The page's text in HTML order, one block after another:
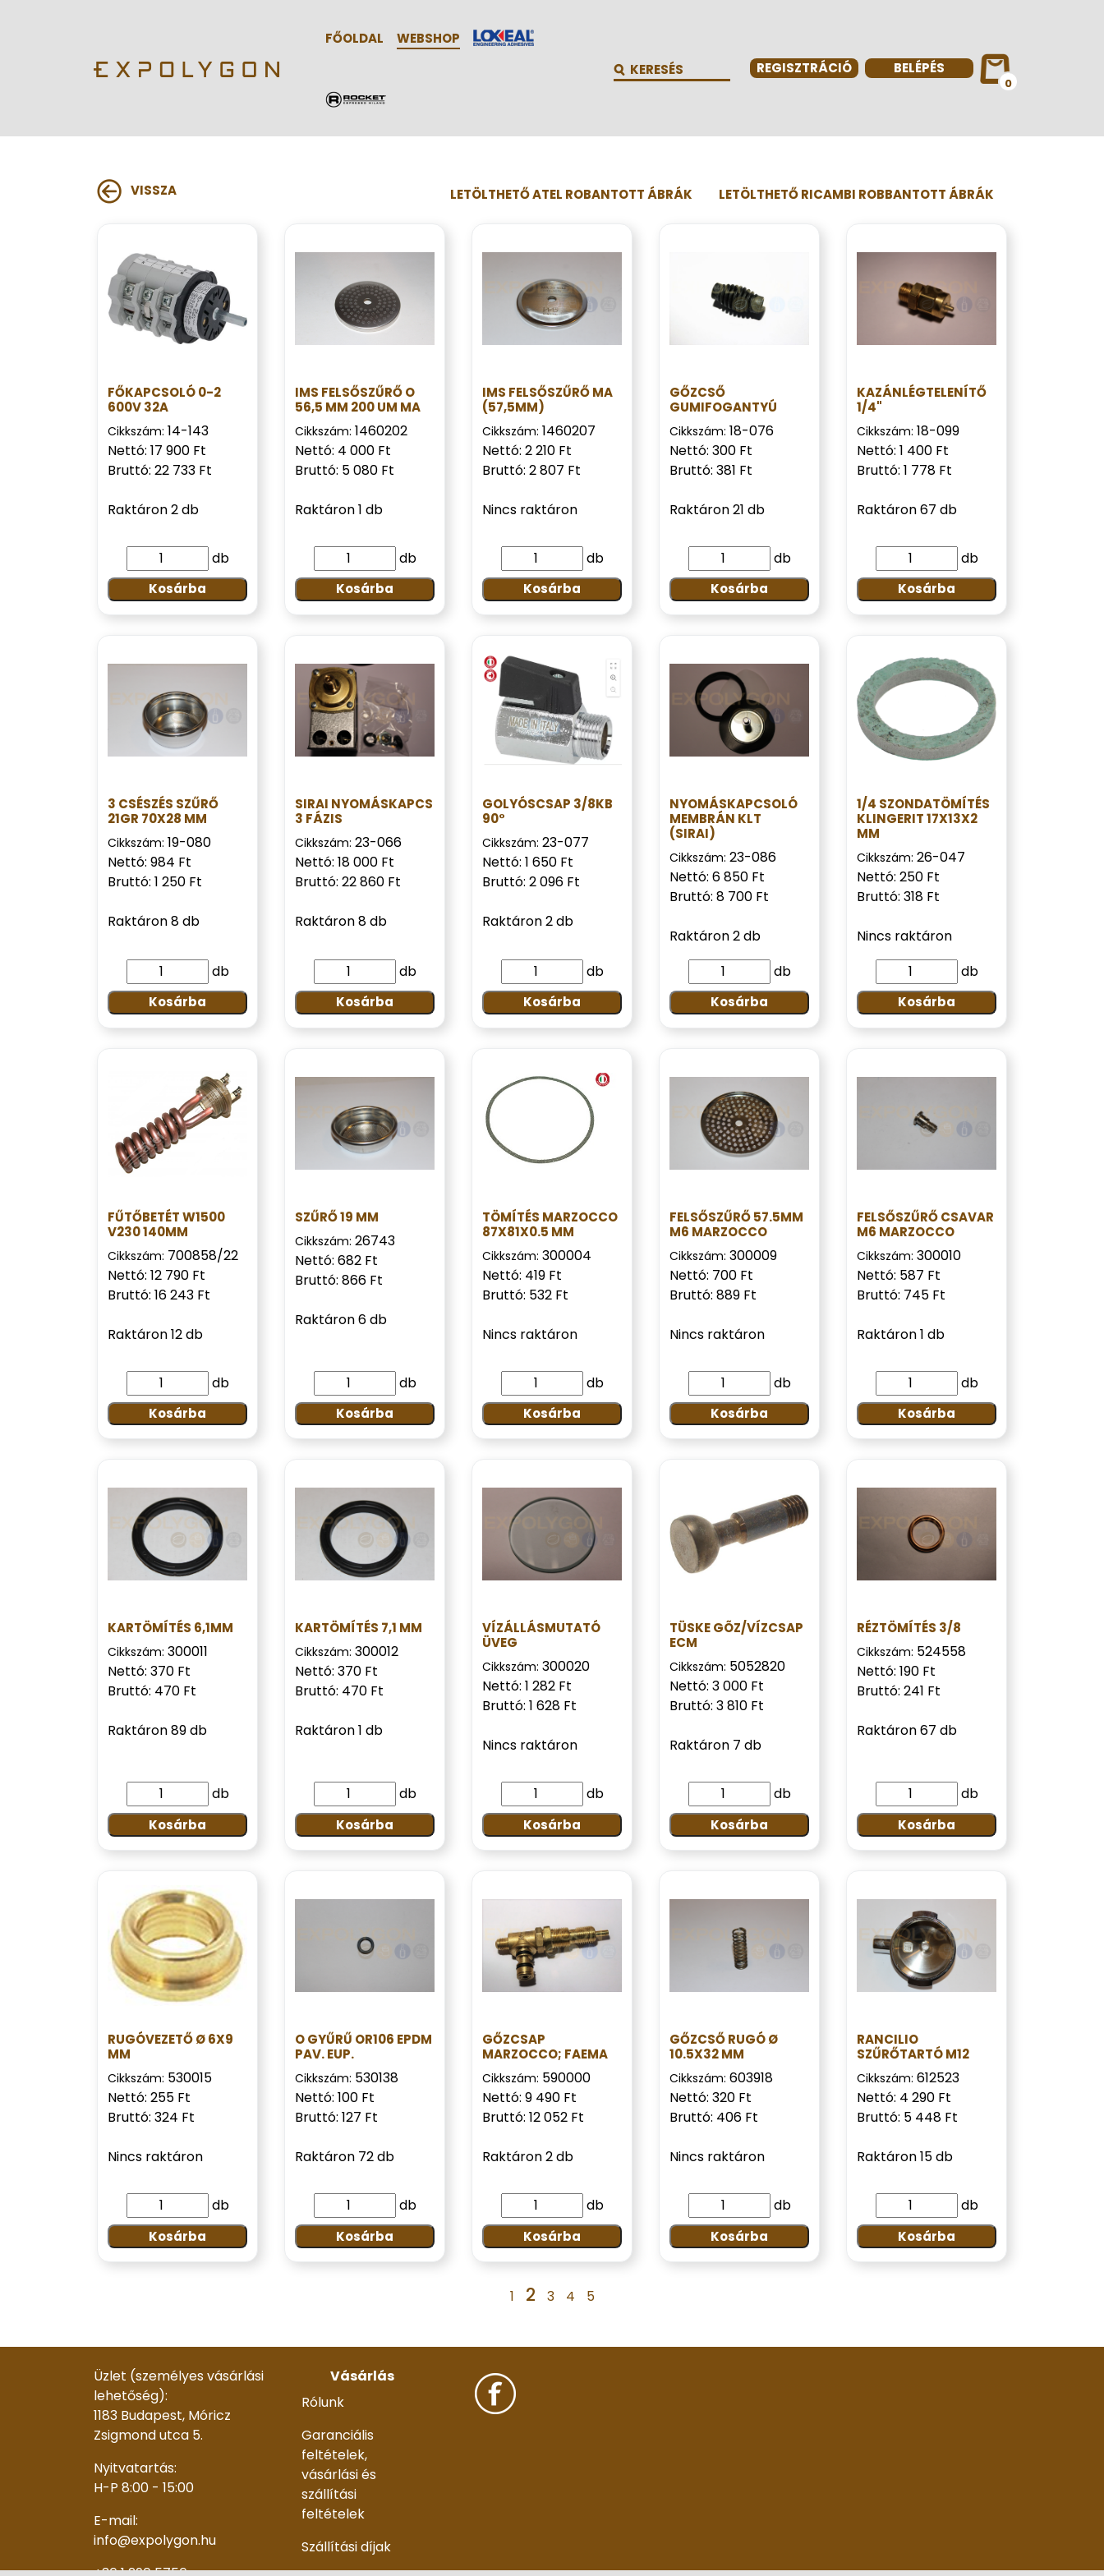
FŐOLDAL
WEBSHOP
REGISZTRÁCIÓ
BELÉPÉS
0
VISSZA LETÖLTHETŐ ATEL ROBANTOTT ÁBRÁK LETÖLTHETŐ RICAMBI ROBBANTOTT ÁBRÁK
FŐKAPCSOLÓ 0-2
600V 32A
Cikkszám: 14-143
Nettó: 17 900 Ft
Bruttó: 22 733 Ft
Raktáron 2 db
db
Kosárba
IMS FELSŐSZŰRŐ O
56,5 MM 200 UM MA
Cikkszám: 1460202
Nettó: 4 000 Ft
Bruttó: 5 080 Ft
Raktáron 1 db
db
Kosárba
IMS FELSŐSZŰRŐ MA
(57,5MM)
Cikkszám: 1460207
Nettó: 2 210 Ft
Bruttó: 2 807 Ft
Nincs raktáron
db
Kosárba
GŐZCSŐ
GUMIFOGANTYÚ
Cikkszám: 18-076
Nettó: 300 Ft
Bruttó: 381 Ft
Raktáron 21 db
db
Kosárba
KAZÁNLÉGTELENÍTŐ
1/4"
Cikkszám: 18-099
Nettó: 1 400 Ft
Bruttó: 1 778 Ft
Raktáron 67 db
db
Kosárba
3 CSÉSZÉS SZŰRŐ
21GR 70X28 MM
Cikkszám: 19-080
Nettó: 984 Ft
Bruttó: 1 250 Ft
Raktáron 8 db
db
Kosárba
SIRAI NYOMÁSKAPCS
3 FÁZIS
Cikkszám: 23-066
Nettó: 18 000 Ft
Bruttó: 22 860 Ft
Raktáron 8 db
db
Kosárba
GOLYÓSCSAP 3/8KB
90°
Cikkszám: 23-077
Nettó: 1 650 Ft
Bruttó: 2 096 Ft
Raktáron 2 db
db
Kosárba
NYOMÁSKAPCSOLÓ
MEMBRÁN KLT
(SIRAI)
Cikkszám: 23-086
Nettó: 6 850 Ft
Bruttó: 8 700 Ft
Raktáron 2 db
db
Kosárba
1/4 SZONDATÖMÍTÉS
KLINGERIT 17X13X2
MM
Cikkszám: 26-047
Nettó: 250 Ft
Bruttó: 318 Ft
Nincs raktáron
db
Kosárba
FŰTŐBETÉT W1500
V230 140MM
Cikkszám: 700858/22
Nettó: 12 790 Ft
Bruttó: 16 243 Ft
Raktáron 12 db
db
Kosárba
SZŰRŐ 19 MM
Cikkszám: 26743
Nettó: 682 Ft
Bruttó: 866 Ft
Raktáron 6 db
db
Kosárba
TÖMÍTÉS MARZOCCO
87X81X0.5 MM
Cikkszám: 300004
Nettó: 419 Ft
Bruttó: 532 Ft
Nincs raktáron
db
Kosárba
FELSŐSZŰRŐ 57.5MM
M6 MARZOCCO
Cikkszám: 300009
Nettó: 700 Ft
Bruttó: 889 Ft
Nincs raktáron
db
Kosárba
FELSŐSZŰRŐ CSAVAR
M6 MARZOCCO
Cikkszám: 300010
Nettó: 587 Ft
Bruttó: 745 Ft
Raktáron 1 db
db
Kosárba
KARTÖMÍTÉS 6,1MM
Cikkszám: 300011
Nettó: 370 Ft
Bruttó: 470 Ft
Raktáron 89 db
db
Kosárba
KARTÖMÍTÉS 7,1 MM
Cikkszám: 300012
Nettó: 370 Ft
Bruttó: 470 Ft
Raktáron 1 db
db
Kosárba
VÍZÁLLÁSMUTATÓ
ÜVEG
Cikkszám: 300020
Nettó: 1 282 Ft
Bruttó: 1 628 Ft
Nincs raktáron
db
Kosárba
TÜSKE GÕZ/VÍZCSAP
ECM
Cikkszám: 5052820
Nettó: 3 000 Ft
Bruttó: 3 810 Ft
Raktáron 7 db
db
Kosárba
RÉZTÖMÍTÉS 3/8
Cikkszám: 524558
Nettó: 190 Ft
Bruttó: 241 Ft
Raktáron 67 db
db
Kosárba
RUGÓVEZETŐ Ø 6X9
MM
Cikkszám: 530015
Nettó: 255 Ft
Bruttó: 324 Ft
Nincs raktáron
db
Kosárba
O GYŰRŰ OR106 EPDM
PAV. EUP.
Cikkszám: 530138
Nettó: 100 Ft
Bruttó: 127 Ft
Raktáron 72 db
db
Kosárba
GŐZCSAP
MARZOCCO; FAEMA
Cikkszám: 590000
Nettó: 9 490 Ft
Bruttó: 12 052 Ft
Raktáron 2 db
db
Kosárba
GŐZCSŐ RUGÓ Ø
10.5X32 MM
Cikkszám: 603918
Nettó: 320 Ft
Bruttó: 406 Ft
Nincs raktáron
db
Kosárba
RANCILIO
SZŰRŐTARTÓ M12
Cikkszám: 612523
Nettó: 4 290 Ft
Bruttó: 5 448 Ft
Raktáron 15 db
db
Kosárba
1 2 3 4 5
Üzlet (személyes vásárlási
lehetőség):
1183 Budapest, Móricz
Zsigmond utca 5.
Nyitvatartás:
H-P 8:00 - 15:00
E-mail:
info@expolygon.hu
Vásárlás
Rólunk
Garanciális
feltételek,
vásárlási és
szállítási
feltételek
Szállítási díjak